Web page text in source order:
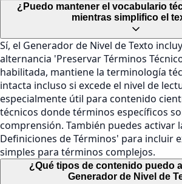
¿Puedo mantener el vocabulario
mientras simplifico el
Sí, el Generador de Nivel de Texto
alternancia 'Preservar Términos
habilitada, mantiene la terminología
intacta incluso si excede el nivel de
especialmente útil para contenido
técnicos donde términos específicos
comprensión. También puedes activar
Definiciones de Términos' para incluir
simples para términos complejos.
¿Qué tipos de contenido puedo
Generador de Nivel de